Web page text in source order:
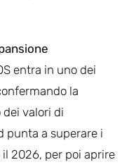
entra in uno dei
la
valori di
punta a superare i
2026, per poi aprire